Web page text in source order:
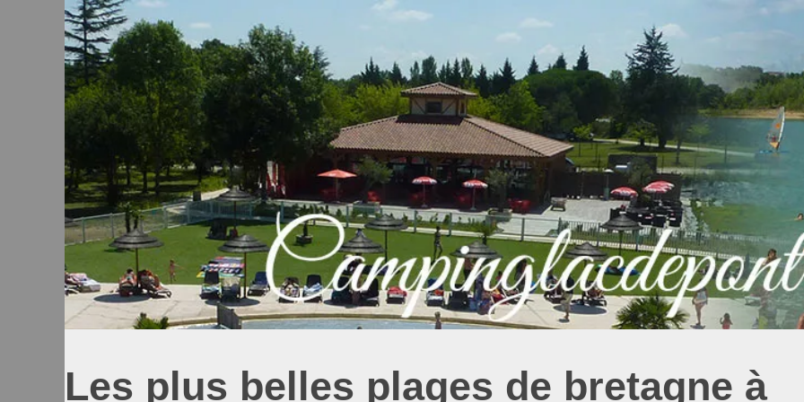
Les plus belles plages de bretagne à